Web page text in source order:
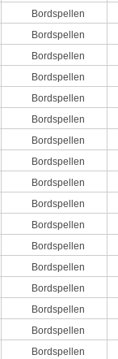
Bordspellen
Bordspellen
Bordspellen
Bordspellen
Bordspellen
Bordspellen
Bordspellen
Bordspellen
Bordspellen
Bordspellen
Bordspellen
Bordspellen
Bordspellen
Bordspellen
Bordspellen
Bordspellen
Bordspellen